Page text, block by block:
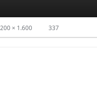
× 1.600 337